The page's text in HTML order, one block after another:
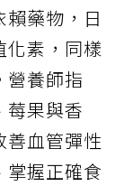
藥物，日
化素，同樣
營養師指
莓果與香
善血管彈性
掌握正確食